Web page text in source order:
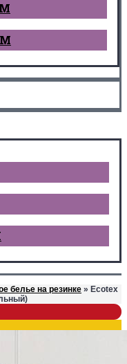
белье на резинке » Ecotex